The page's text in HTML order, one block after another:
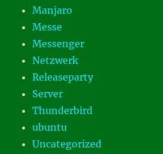
Manjaro
Messe
Messenger
Netzwerk
Releaseparty
Server
Thunderbird
ubuntu
Uncategorized